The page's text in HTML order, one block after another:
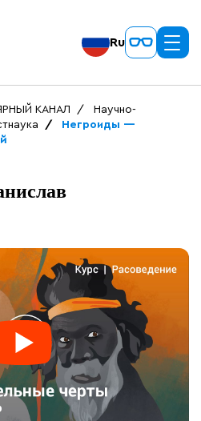
Ru
КАНАЛ
Научно-
Негроиды —